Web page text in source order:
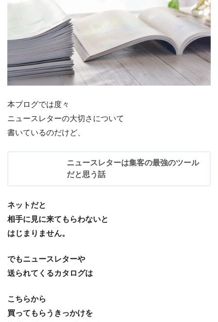
本ブログでは度々
ニュースレターの大切さについて
書いているのだけど、
ニュースレターは集客の最強のツール
だと思う話
ネットだと
相手に見に来てもらわないと
はじまりません。
でもニュースレターや
送られてくるカタログは
こちらから
買ってもらうきっかけを